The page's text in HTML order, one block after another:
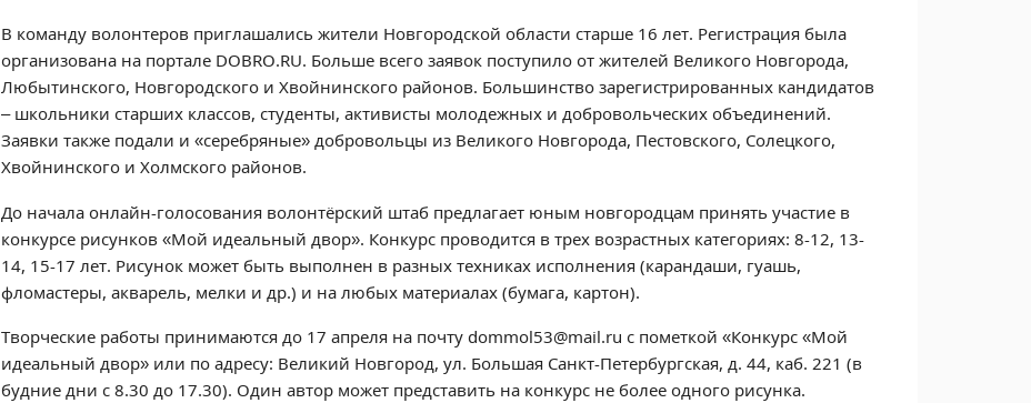
В команду волонтеров приглашались жители Новгородской области старше 16 лет. Регистрация была
организована на портале DOBRO.RU. Больше всего заявок поступило от жителей Великого Новгорода,
Любытинского, Новгородского и Хвойнинского районов. Большинство зарегистрированных кандидатов
– школьники старших классов, студенты, активисты молодежных и добровольческих объединений.
Заявки также подали и «серебряные» добровольцы из Великого Новгорода, Пестовского, Солецкого,
Хвойнинского и Холмского районов.
До начала онлайн-голосования волонтёрский штаб предлагает юным новгородцам принять участие в
конкурсе рисунков «Мой идеальный двор». Конкурс проводится в трех возрастных категориях: 8-12, 13-
14, 15-17 лет. Рисунок может быть выполнен в разных техниках исполнения (карандаши, гуашь,
фломастеры, акварель, мелки и др.) и на любых материалах (бумага, картон).
Творческие работы принимаются до 17 апреля на почту dommol53@mail.ru с пометкой «Конкурс «Мой
идеальный двор» или по адресу: Великий Новгород, ул. Большая Санкт-Петербургская, д. 44, каб. 221 (в
будние дни с 8.30 до 17.30). Один автор может представить на конкурс не более одного рисунка.